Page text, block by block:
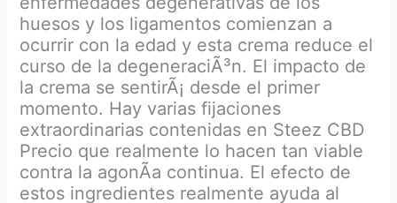
huesos y los ligamentos comienzan a
ocurrir con la edad y esta crema reduce el
curso de la degeneraciÃ³n. El impacto de
la crema se sentirÃ¡ desde el primer
momento. Hay varias fijaciones
extraordinarias contenidas en Steez CBD
Precio que realmente lo hacen tan viable
contra la agonÃ­a continua. El efecto de
estos ingredientes realmente ayuda al